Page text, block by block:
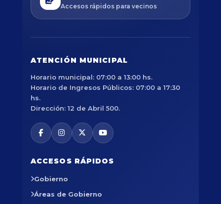
Accesos rápidos para vecinos
ATENCIÓN MUNICIPAL
Horario municipal: 07:00 a 13:00 hs.
Horario de Ingresos Públicos: 07:00 a 17:30
hs.
Dirección: 12 de Abril 500.
ACCESOS RÁPIDOS
Gobierno
Áreas de Gobierno